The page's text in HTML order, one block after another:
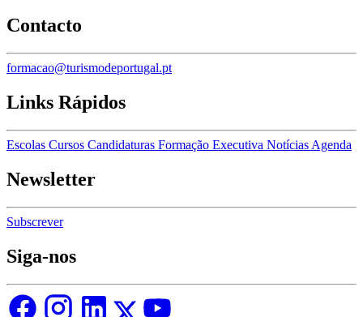
Contacto
formacao@turismodeportugal.pt
Links Rápidos
Escolas Cursos Candidaturas Formação Executiva Notícias Agenda
Newsletter
Subscrever
Siga-nos